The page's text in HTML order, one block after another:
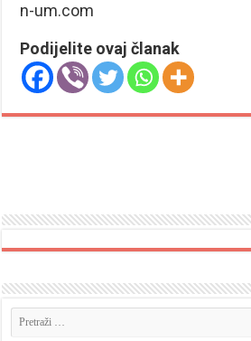
n-um.com
Podijelite ovaj članak